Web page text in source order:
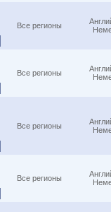
Все регионы
Все регионы
Все регионы
Все регионы